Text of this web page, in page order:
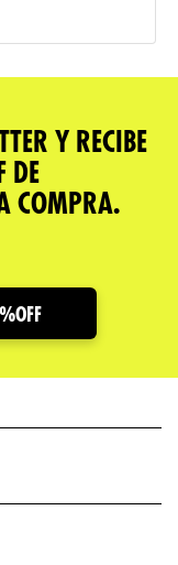
Y RECIBE
DE
COMPRA.